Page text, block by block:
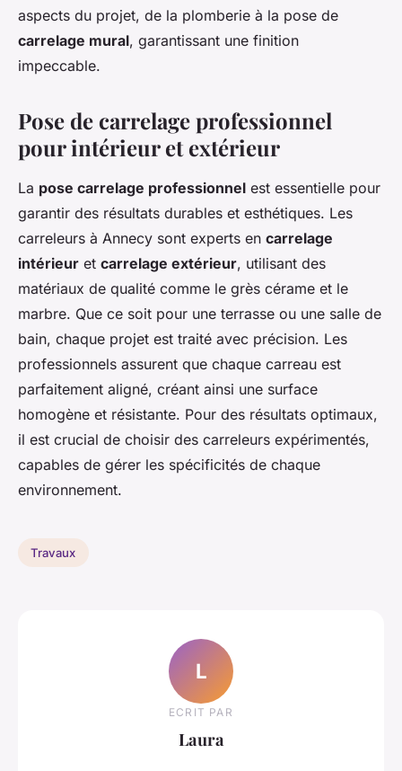
aspects du projet, de la plomberie à la pose de
carrelage mural, garantissant une finition
impeccable.
Pose de carrelage professionnel
pour intérieur et extérieur
La pose carrelage professionnel est essentielle pour
garantir des résultats durables et esthétiques. Les
carreleurs à Annecy sont experts en carrelage
intérieur et carrelage extérieur, utilisant des
matériaux de qualité comme le grès cérame et le
marbre. Que ce soit pour une terrasse ou une salle de
bain, chaque projet est traité avec précision. Les
professionnels assurent que chaque carreau est
parfaitement aligné, créant ainsi une surface
homogène et résistante. Pour des résultats optimaux,
il est crucial de choisir des carreleurs expérimentés,
capables de gérer les spécificités de chaque
environnement.
Travaux
L
ECRIT PAR
Laura